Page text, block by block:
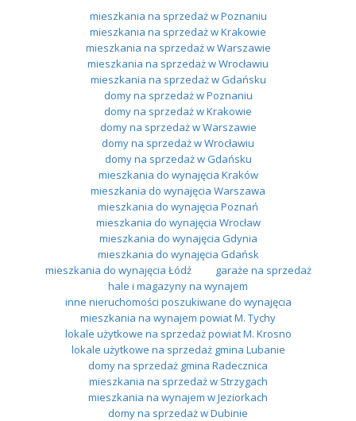
mieszkania na sprzedaż w Poznaniu
mieszkania na sprzedaż w Krakowie
mieszkania na sprzedaż w Warszawie
mieszkania na sprzedaż w Wrocławiu
mieszkania na sprzedaż w Gdańsku
domy na sprzedaż w Poznaniu
domy na sprzedaż w Krakowie
domy na sprzedaż w Warszawie
domy na sprzedaż w Wrocławiu
domy na sprzedaż w Gdańsku
mieszkania do wynajęcia Kraków
mieszkania do wynajęcia Warszawa
mieszkania do wynajęcia Poznań
mieszkania do wynajęcia Wrocław
mieszkania do wynajęcia Gdynia
mieszkania do wynajęcia Gdańsk
mieszkania do wynajęcia Łódź
garaże na sprzedaż
hale i magazyny na wynajem
inne nieruchomości poszukiwane do wynajęcia
mieszkania na wynajem powiat M. Tychy
lokale użytkowe na sprzedaż powiat M. Krosno
lokale użytkowe na sprzedaż gmina Lubanie
domy na sprzedaż gmina Radecznica
mieszkania na sprzedaż w Strzygach
mieszkania na wynajem w Jeziorkach
domy na sprzedaż w Dubinie